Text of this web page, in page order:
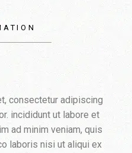
consectetur adipiscing
incididunt ut labore et
ad minim veniam, quis
laboris nisi ut aliqui ex